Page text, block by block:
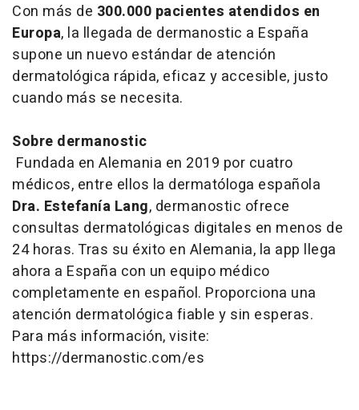
Con más de 300.000 pacientes atendidos en
Europa, la llegada de dermanostic a España
supone un nuevo estándar de atención
dermatológica rápida, eficaz y accesible, justo
cuando más se necesita.
Sobre dermanostic
Fundada en Alemania en 2019 por cuatro
médicos, entre ellos la dermatóloga española
Dra. Estefanía Lang, dermanostic ofrece
consultas dermatológicas digitales en menos de
24 horas. Tras su éxito en Alemania, la app llega
ahora a España con un equipo médico
completamente en español. Proporciona una
atención dermatológica fiable y sin esperas.
Para más información, visite:
https://dermanostic.com/es